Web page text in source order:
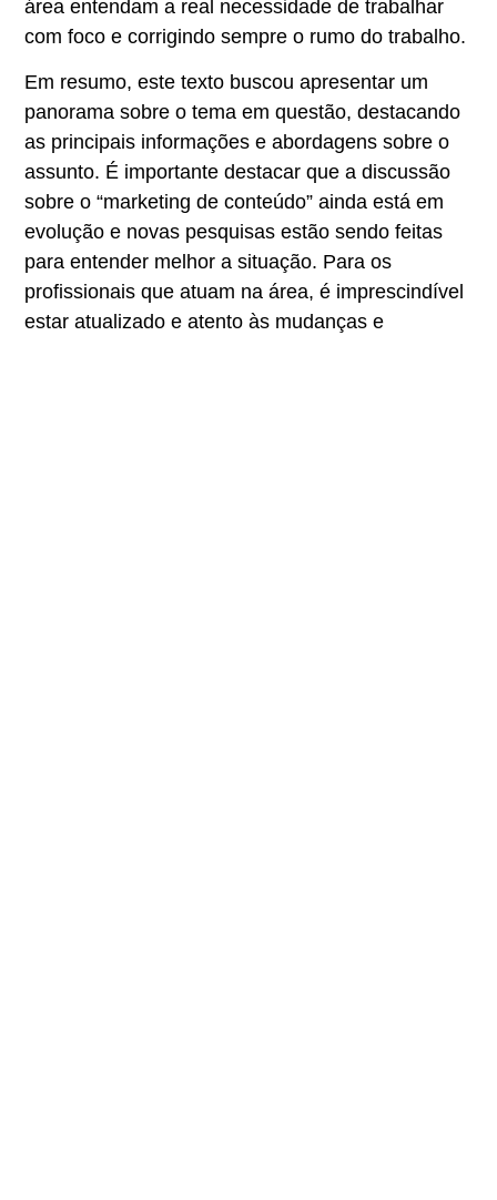
área entendam a real necessidade de trabalhar
com foco e corrigindo sempre o rumo do trabalho.
Em resumo, este texto buscou apresentar um
panorama sobre o tema em questão, destacando
as principais informações e abordagens sobre o
assunto. É importante destacar que a discussão
sobre o “marketing de conteúdo” ainda está em
evolução e novas pesquisas estão sendo feitas
para entender melhor a situação. Para os
profissionais que atuam na área, é imprescindível
estar atualizado e atento às mudanças e